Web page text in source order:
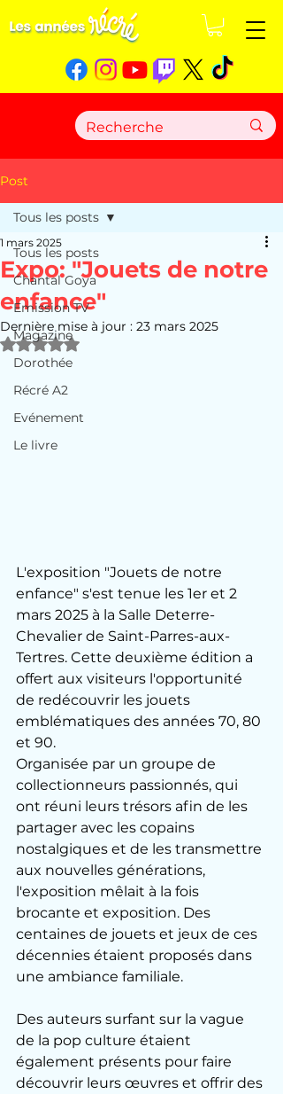
Post
Tous les posts
Chantal Goya
Emission TV
Magazine
Dorothée
Récré A2
Evénement
Le livre
Tous les posts
Expo: "Jouets de notre
enfance"
1 mars 2025
Dernière mise à jour : 23 mars 2025
Noté NaN étoiles sur 5.
L'exposition "Jouets de notre
enfance" s'est tenue les 1er et 2
mars 2025 à la Salle Deterre-
Chevalier de Saint-Parres-aux-
Tertres. Cette deuxième édition a
offert aux visiteurs l'opportunité
de redécouvrir les jouets
emblématiques des années 70, 80
et 90.
Organisée par un groupe de
collectionneurs passionnés, qui
ont réuni leurs trésors afin de les
partager avec les copains
nostalgiques et de les transmettre
aux nouvelles générations,
l'exposition mêlait à la fois
brocante et exposition. Des
centaines de jouets et jeux de ces
décennies étaient proposés dans
une ambiance familiale.
Des auteurs surfant sur la vague
de la pop culture étaient
également présents pour faire
découvrir leurs œuvres et offrir des